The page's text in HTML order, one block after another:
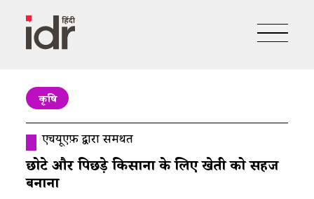
कृषि
एचयूएफ़ द्वारा समर्थित
छोटे और पिछड़े किसानों के लिए खेती को सहज
बनाना